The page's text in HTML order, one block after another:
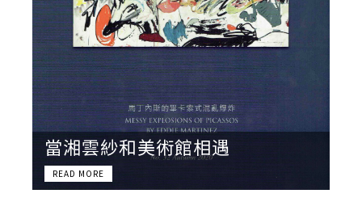
當湘雲紗和美術館相遇